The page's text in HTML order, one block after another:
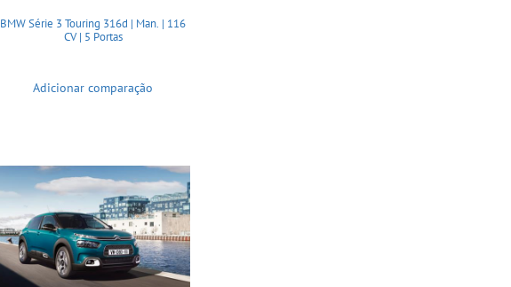
BMW Série 3 Touring 316d | Man. | 116
CV | 5 Portas
Adicionar comparação